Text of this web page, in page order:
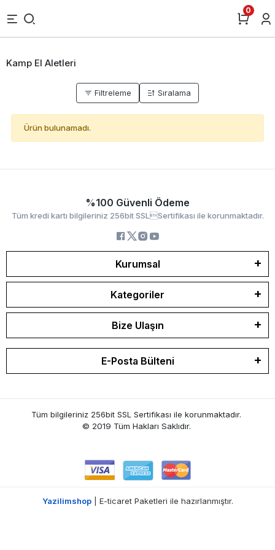
0
Kamp El Aletleri
Filtreleme Sıralama
Ürün bulunamadı.
%100 Güvenli Ödeme
Tüm kredi kartı bilgileriniz 256bit SSLSertifikası ile korunmaktadır.
Kurumsal
Kategoriler
Bize Ulaşın
E-Posta Bülteni
Tüm bilgileriniz 256bit SSL Sertifikası ile korunmaktadır.
© 2019 Tüm Hakları Saklıdır.
Yazilimshop| E-ticaret Paketleri ile hazırlanmıştır.